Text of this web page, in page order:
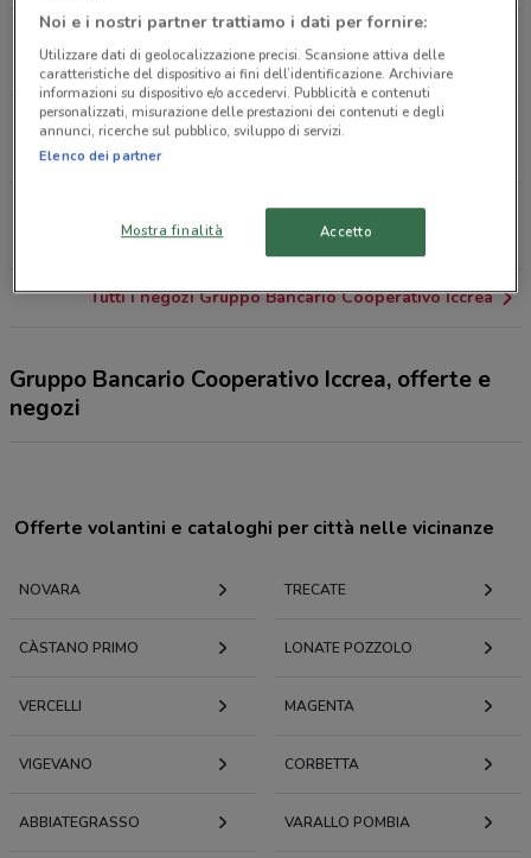
Via Xxv Aprile, 41 Dairago
23.4 km
Via Pier Candido Decembrio, 33 Vigevano
23.6 km
Via Roma, 18 Samarate
24 km
Tutti i negozi Gruppo Bancario Cooperativo Iccrea
Gruppo Bancario Cooperativo Iccrea, offerte e
negozi
Offerte volantini e cataloghi per città nelle vicinanze
NOVARA TRECATE
CÀSTANO PRIMO LONATE POZZOLO
VERCELLI MAGENTA
VIGEVANO CORBETTA
ABBIATEGRASSO VARALLO POMBIA
Noi e i nostri partner trattiamo i dati per fornire:
Utilizzare dati di geolocalizzazione precisi. Scansione attiva delle
caratteristiche del dispositivo ai fini dell’identificazione. Archiviare
informazioni su dispositivo e/o accedervi. Pubblicità e contenuti
personalizzati, misurazione delle prestazioni dei contenuti e degli
annunci, ricerche sul pubblico, sviluppo di servizi.
Elenco dei partner
Mostra finalità Accetto